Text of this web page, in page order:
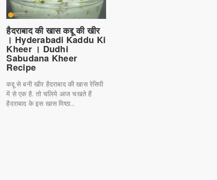
हैदराबाद की खास कद्दू की खीर
। Hyderabadi Kaddu Ki
Kheer । Dudhi
Sabudana Kheer
Recipe
कद्दू से बनी खीर हैदराबाद की खास रेसिपी
में से एक है. तो चलिये आज चखते हैं
हैदराबाद के इस खास मिष्ठा...